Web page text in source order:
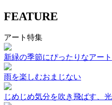
FEATURE
アート特集
新緑の季節にぴったりなアート
雨を楽しむおまじない
じめじめ気分を吹き飛ばす、